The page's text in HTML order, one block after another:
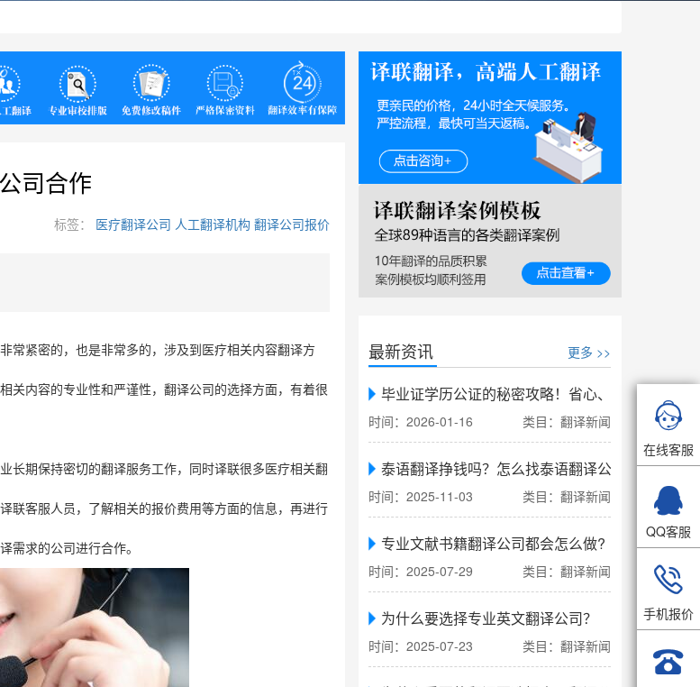
司合作
标签： 医疗翻译公司 人工翻译机构翻译公司报价
常紧密的，也是非常多的，涉及到医疗相关内容翻译方
关内容的专业性和严谨性，翻译公司的选择方面，有着很
长期保持密切的翻译服务工作，同时译联很多医疗相关翻
联客服人员，了解相关的报价费用等方面的信息，再进行
需求的公司进行合作。
最新资讯 更多 >>
毕业证学历公证的秘密攻略！省心、省力、省时
时间：2026-01-16 类目：翻译新闻
泰语翻译挣钱吗？怎么找泰语翻译公司翻译
时间：2025-11-03 类目：翻译新闻
专业文献书籍翻译公司都会怎么做?
时间：2025-07-29 类目：翻译新闻
为什么要选择专业英文翻译公司？
时间：2025-07-23 类目：翻译新闻

在线客服

QQ客服

手机报价
